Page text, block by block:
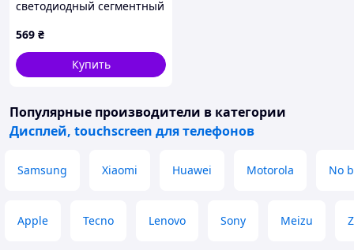
светодиодный сегментный
цифровой светодиодный
сегментный дисплей
(красный)
569 ₴
Купить
Популярные производители в категории
Дисплей, touchscreen для телефонов
Samsung Xiaomi Huawei Motorola No
Apple Tecno Lenovo Sony Meizu